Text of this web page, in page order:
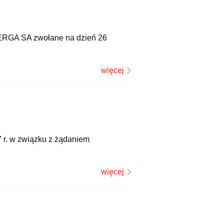
SA zwołane na dzień 26
więcej
w związku z żądaniem
więcej